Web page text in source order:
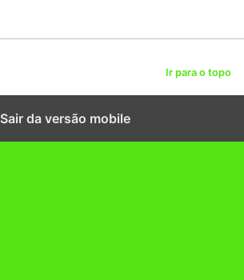
Ir para o topo
Sair da versão mobile